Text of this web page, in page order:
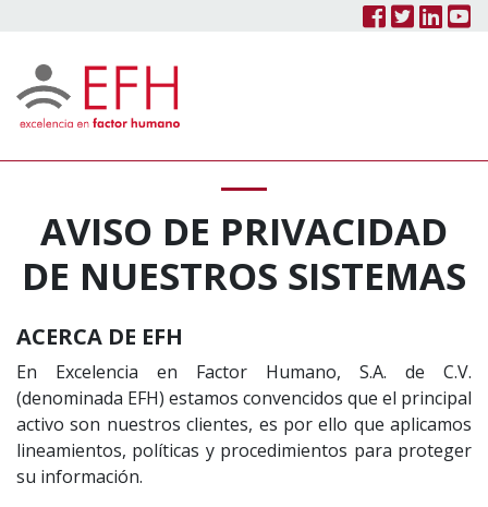
Facebook
Twitter
AVISO DE PRIVACIDAD
DE NUESTROS SISTEMAS
ACERCA DE EFH
En Excelencia en Factor Humano, S.A. de C.V.
(denominada EFH) estamos convencidos que el principal
activo son nuestros clientes, es por ello que aplicamos
lineamientos, políticas y procedimientos para proteger
su información.